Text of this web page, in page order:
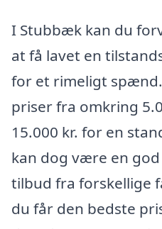
I Stubbæk kan du
at få lavet en
for et rimeligt
priser fra omkring
15.000 kr. for en
kan dog være en
tilbud fra forskellige
du får den bedste